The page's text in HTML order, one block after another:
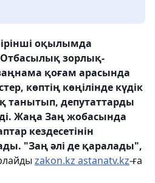
оқылымда
зорлық-
қоғам арасында
көптің көңілінде күдік
танытып, депутаттарды
Жаңа Заң жобасында
кездесетінін
"Заң әлі де қаралады",
zakon.kz astanatv.kz-ға